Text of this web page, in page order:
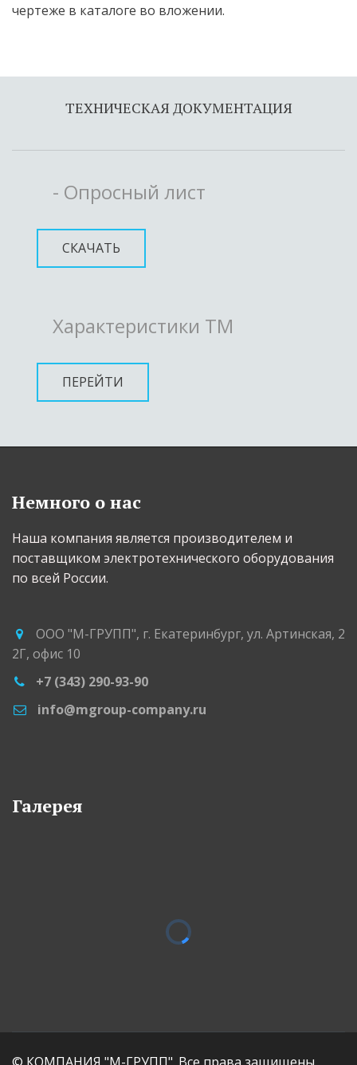
чертеже в каталоге во вложении.
ТЕХНИЧЕСКАЯ ДОКУМЕНТАЦИЯ
- Опросный лист
СКАЧАТЬ
Характеристики ТМ
ПЕРЕЙТИ
Немного о нас
Наша компания является производителем и
поставщиком электротехнического оборудования
по всей России.
ООО "М-ГРУПП", г. Екатеринбург, ул. Артинская, 2
2Г, офис 10
+7 (343) 290-93-90
info@mgroup-company.ru
Галерея